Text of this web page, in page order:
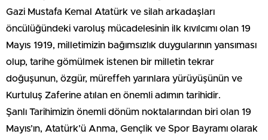
Gazi Mustafa Kemal Atatürk ve silah arkadaşları
öncülüğündeki varoluş mücadelesinin ilk kıvılcımı olan 19
Mayıs 1919, milletimizin bağımsızlık duygularının yansıması
olup, tarihe gömülmek istenen bir milletin tekrar
doğuşunun, özgür, müreffeh yarınlara yürüyüşünün ve
Kurtuluş Zaferine atılan en önemli adımın tarihidir.
Şanlı Tarihimizin önemli dönüm noktalarından biri olan 19
Mayıs’ın, Atatürk’ü Anma, Gençlik ve Spor Bayramı olarak